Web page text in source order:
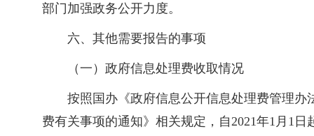
部门加强政务公开力度。
六、其他需要报告的事项
（一）政府信息处理费收取情况
按照国办《政府信息公开信息处理费管理办
费有关事项的通知》相关规定，自2021年1月1